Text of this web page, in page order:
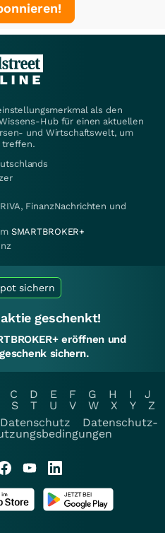
als den
Hub für einen aktuellen
und Wirtschaftswelt, um
treffen.
FinanzNachrichten und
SMARTBROKER+
sichern
geschenkt!
eröffnen und
sichern.
C D E F G H I
J
S T U V W X Y
Z
Datenschutz
Datenschutz-